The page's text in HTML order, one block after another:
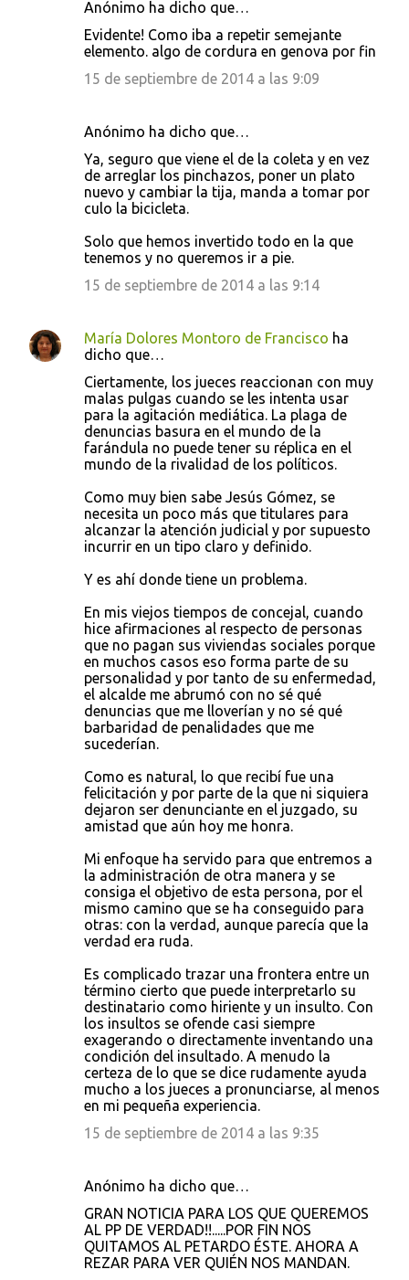
Anónimo ha dicho que…
Evidente! Como iba a repetir semejante
elemento. algo de cordura en genova por fin
15 de septiembre de 2014 a las 9:09
Anónimo ha dicho que…
Ya, seguro que viene el de la coleta y en vez
de arreglar los pinchazos, poner un plato
nuevo y cambiar la tija, manda a tomar por
culo la bicicleta.
Solo que hemos invertido todo en la que
tenemos y no queremos ir a pie.
15 de septiembre de 2014 a las 9:14
María Dolores Montoro de Francisco ha
dicho que…
Ciertamente, los jueces reaccionan con muy
malas pulgas cuando se les intenta usar
para la agitación mediática. La plaga de
denuncias basura en el mundo de la
farándula no puede tener su réplica en el
mundo de la rivalidad de los políticos.
Como muy bien sabe Jesús Gómez, se
necesita un poco más que titulares para
alcanzar la atención judicial y por supuesto
incurrir en un tipo claro y definido.
Y es ahí donde tiene un problema.
En mis viejos tiempos de concejal, cuando
hice afirmaciones al respecto de personas
que no pagan sus viviendas sociales porque
en muchos casos eso forma parte de su
personalidad y por tanto de su enfermedad,
el alcalde me abrumó con no sé qué
denuncias que me lloverían y no sé qué
barbaridad de penalidades que me
sucederían.
Como es natural, lo que recibí fue una
felicitación y por parte de la que ni siquiera
dejaron ser denunciante en el juzgado, su
amistad que aún hoy me honra.
Mi enfoque ha servido para que entremos a
la administración de otra manera y se
consiga el objetivo de esta persona, por el
mismo camino que se ha conseguido para
otras: con la verdad, aunque parecía que la
verdad era ruda.
Es complicado trazar una frontera entre un
término cierto que puede interpretarlo su
destinatario como hiriente y un insulto. Con
los insultos se ofende casi siempre
exagerando o directamente inventando una
condición del insultado. A menudo la
certeza de lo que se dice rudamente ayuda
mucho a los jueces a pronunciarse, al menos
en mi pequeña experiencia.
15 de septiembre de 2014 a las 9:35
Anónimo ha dicho que…
GRAN NOTICIA PARA LOS QUE QUEREMOS
AL PP DE VERDAD!!.....POR FIN NOS
QUITAMOS AL PETARDO ÉSTE. AHORA A
REZAR PARA VER QUIÉN NOS MANDAN.